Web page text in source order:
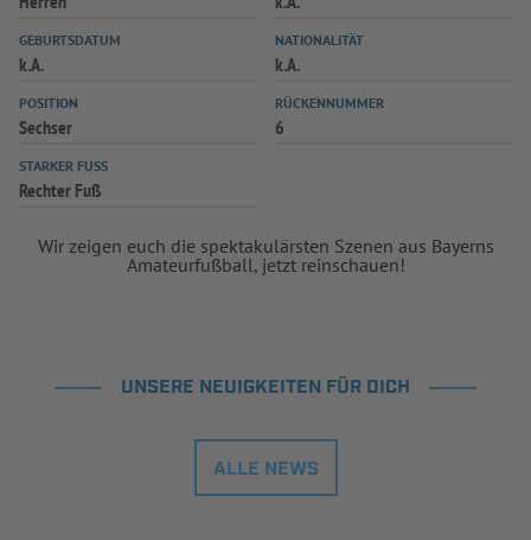
SPIELPLUS
GEBURTSDATUM
k.A.
NATIONALITÄT
k.A.
POSITION
Sechser
RÜCKENNUMMER
6
STARKER FUSS
Rechter Fuß
Wir zeigen euch die spektakulärsten Szenen aus Bayerns
Amateurfußball, jetzt reinschauen!
UNSERE NEUIGKEITEN FÜR DICH
ALLE NEWS